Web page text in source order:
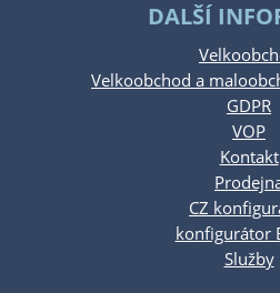
DALŠÍ
Velkoobchod a
GDPR
VOP
Kontakt
CZ
konfigurátor
Služby